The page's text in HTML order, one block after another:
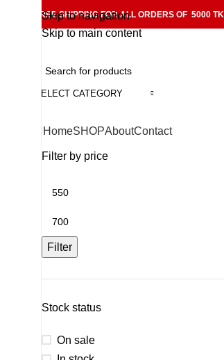
Skip to navigation
Skip to main content
FREE SHIPPING FOR ALL ORDERS OF 5000 TK
SELECT CATEGORY
HomeSHOPAboutContact
Filter by price
Filter
Stock status
On sale